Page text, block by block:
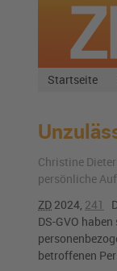
Startseite
Christine
persönliche
ZD 2024, 241
DS-GVO haben
betroffenen